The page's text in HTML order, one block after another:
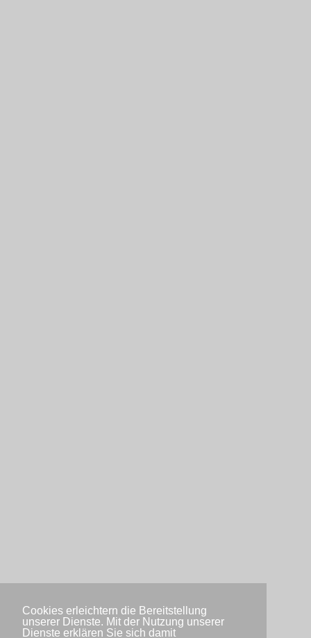
Cookies erleichtern die Bereitstellung
unserer Dienste. Mit der Nutzung unserer
Dienste erklären Sie sich damit